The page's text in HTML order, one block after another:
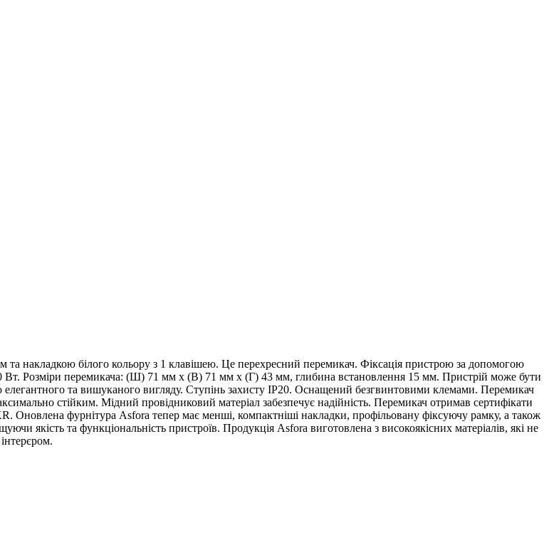
накладкою білого кольору з 1 клавішею. Це перехресний перемикач. Фіксація пристрою за допомогою
Вт. Розміри перемикача: (Ш) 71 мм x (В) 71 мм x (Г) 43 мм, глибина встановлення 15 мм. Пристрій може бути
та вишуканого вигляду. Ступінь захисту IP20. Оснащений безгвинтовими клемами. Перемикач
стійким. Мідний провідниковий матеріал забезпечує надійність. Перемикач отримав сертифікати
фурнітура Asfora тепер має менші, компактніші накладки, профільовану фіксуючу рамку, а також
якість та функціональність пристроїв. Продукція Asfora виготовлена з високоякісних матеріалів, які не